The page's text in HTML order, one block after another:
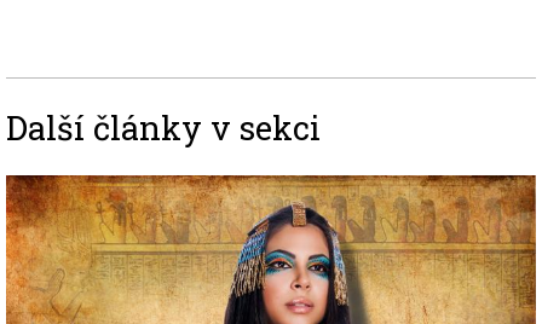
Další články v sekci
Image